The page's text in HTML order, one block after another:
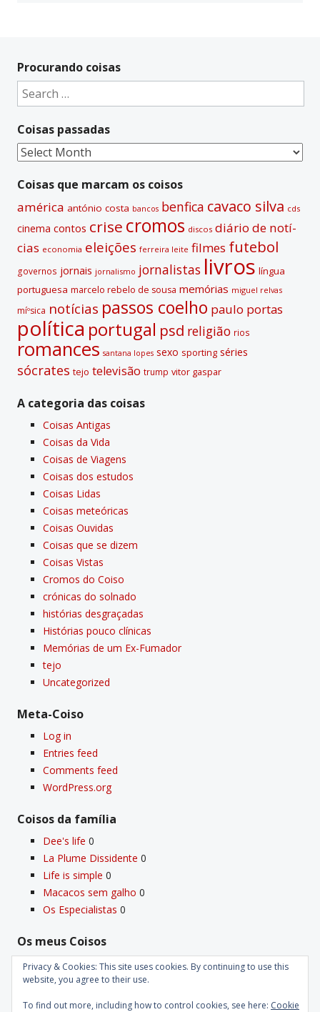
Procurando coisas
Search
for:
Coisas passadas
Coisas
Coisas que marcam os coisos
américa antónio costa bancos benfica cavaco silva cds
cinema contos crise cromos discos diário de notí­
cias economia eleições ferreira leite filmes futebol
governos jornais jornalismo jornalistas livros lí­ngua
portuguesa marcelo rebelo de sousa memórias miguel relvas
míºsica notí­cias passos coelho paulo portas
polí­tica portugal psd religião rios
romances santana lopes sexo sporting séries
sócrates tejo televisão trump vitor gaspar
A categoria das coisas
Coisas Antigas
Coisas da Vida
Coisas de Viagens
Coisas dos estudos
Coisas Lidas
Coisas meteóricas
Coisas Ouvidas
Coisas que se dizem
Coisas Vistas
Cromos do Coiso
crónicas do solnado
histórias desgraçadas
Histórias pouco clí­nicas
Memórias de um Ex-Fumador
tejo
Uncategorized
Meta-Coiso
Log in
Entries feed
Comments feed
WordPress.org
Coisos da famí­lia
Dee's life 0
La Plume Dissidente 0
Life is simple 0
Macacos sem galho 0
Os Especialistas 0
Os meus Coisos
Deus0
Velho Coiso0
Privacy & Cookies: This site uses cookies. By continuing to use this
website, you agree to their use.
To find out more, including how to control cookies, see here: Cookie